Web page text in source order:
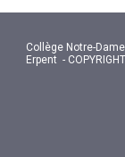
Collège Notre-
Erpent -